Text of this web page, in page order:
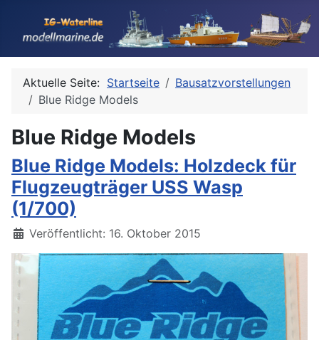
Aktuelle Seite: Startseite
Bausatzvorstellungen
Blue Ridge Models
Blue Ridge Models
Blue Ridge Models: Holzdeck für
Flugzeugträger USS Wasp
(1/700)
Details
Veröffentlicht: 16. Oktober 2015